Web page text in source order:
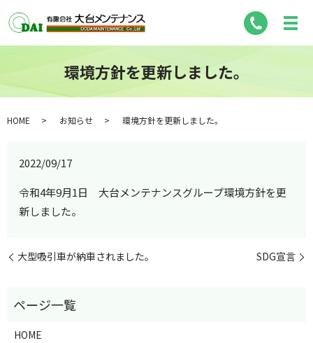
環境方針を更新しました。
HOME お知らせ 環境方針を更新しました。
2022/09/17
令和4年9月1日 大台メンテナンスグループ環境方針を更
新しました。
大型吸引車が納車されました。 SDG宣言
HOME